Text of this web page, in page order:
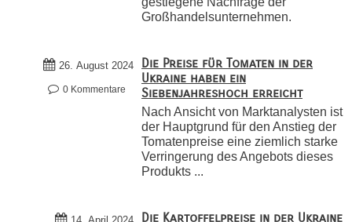
Großhandelsunternehmen.
26. August 2024
0 Kommentare
Die Preise für Tomaten in der
Ukraine haben ein
Siebenjahreshoch erreicht
Nach Ansicht von Marktanalysten ist
der Hauptgrund für den Anstieg der
Tomatenpreise eine ziemlich starke
Verringerung des Angebots dieses
Produkts ...
Die Kartoffelpreise in der Ukraine